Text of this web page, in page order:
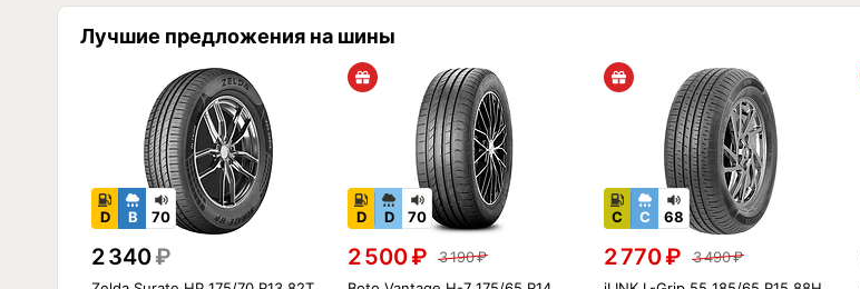
Лучшие предложения на шины
D B 70
2 340₽
D D 70
2 500₽ 3 190₽
C C 68
2 770₽ 3 490₽